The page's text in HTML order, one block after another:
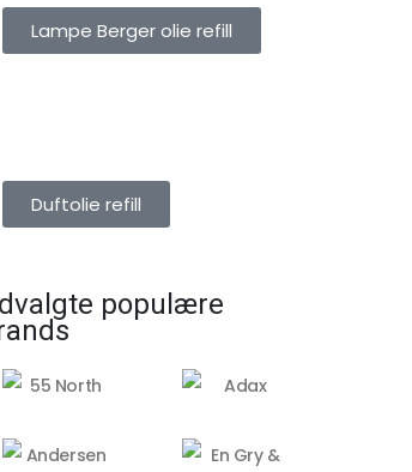
Lampe Berger olie refill
Duftolie refill
populære